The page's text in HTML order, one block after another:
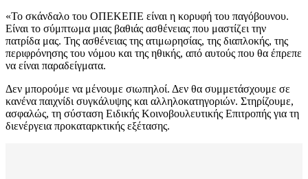
«Το σκάνδαλο του ΟΠΕΚΕΠΕ είναι η κορυφή του παγόβουνου.
Είναι το σύμπτωμα μιας βαθιάς ασθένειας που μαστίζει την
πατρίδα μας. Της ασθένειας της ατιμωρησίας, της διαπλοκής, της
περιφρόνησης του νόμου και της ηθικής, από αυτούς που θα έπρεπε
να είναι παραδείγματα.
Δεν μπορούμε να μένουμε σιωπηλοί. Δεν θα συμμετάσχουμε σε
κανένα παιχνίδι συγκάλυψης και αλληλοκατηγοριών. Στηρίζουμε,
ασφαλώς, τη σύσταση Ειδικής Κοινοβουλευτικής Επιτροπής για τη
διενέργεια προκαταρκτικής εξέτασης.